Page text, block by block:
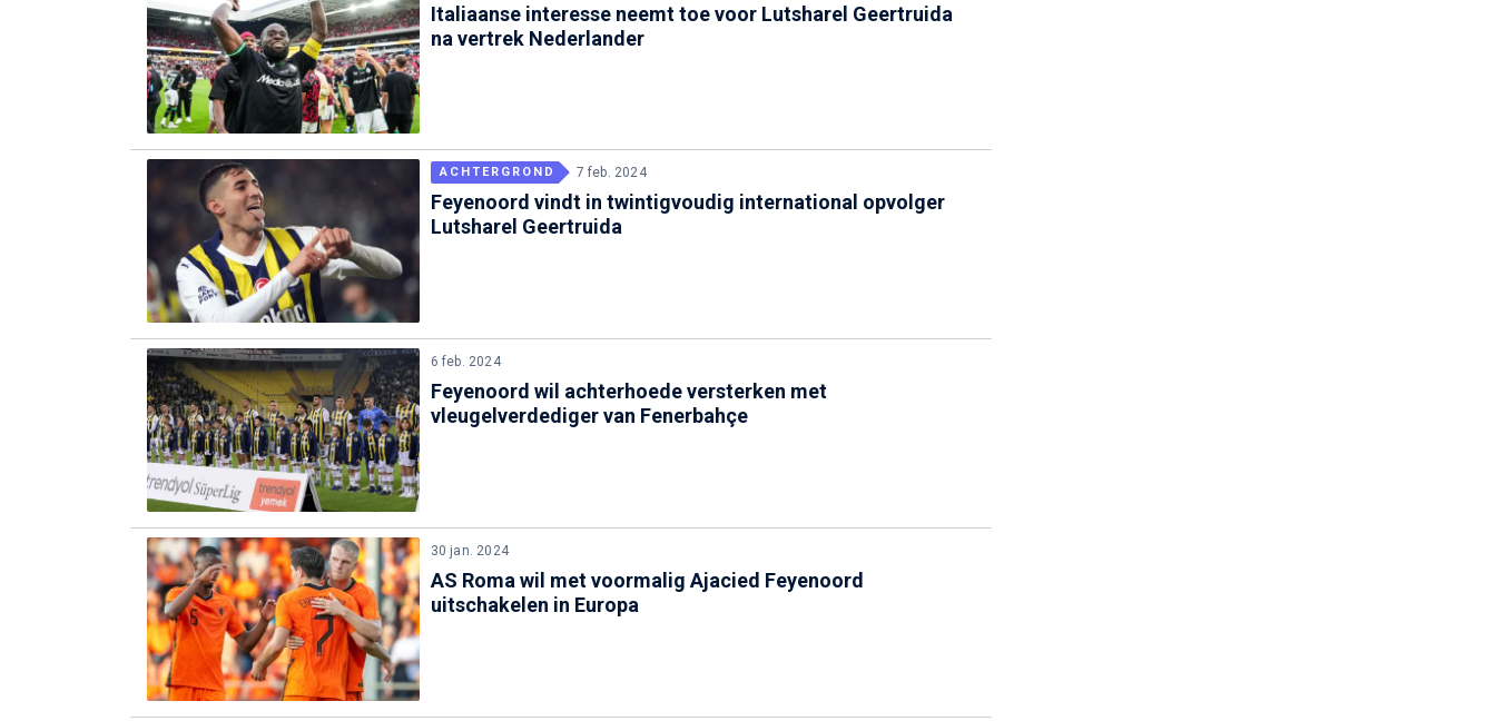
Italiaanse interesse neemt toe voor Lutsharel Geertruida
na vertrek Nederlander
ACHTERGROND 7 feb. 2024
Feyenoord vindt in twintigvoudig international opvolger
Lutsharel Geertruida
6 feb. 2024
Feyenoord wil achterhoede versterken met
vleugelverdediger van Fenerbahçe
30 jan. 2024
AS Roma wil met voormalig Ajacied Feyenoord
uitschakelen in Europa